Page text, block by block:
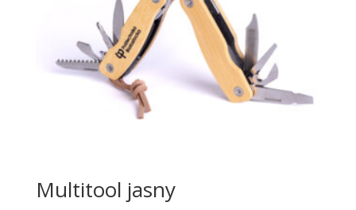
Multitool jasny